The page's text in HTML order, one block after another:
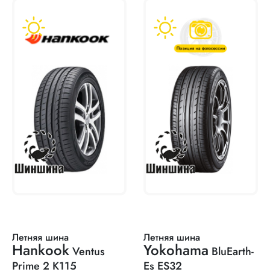
Летняя шина
HankookVentus
Prime 2 K115
Летняя шина
Yokohama BluEarth-
Es ES32